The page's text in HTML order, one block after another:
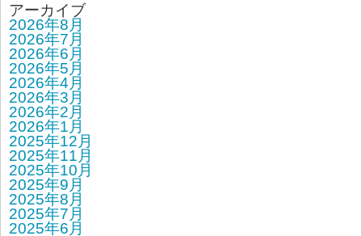
アーカイブ
2026年8月
2026年7月
2026年6月
2026年5月
2026年4月
2026年3月
2026年2月
2026年1月
2025年12月
2025年11月
2025年10月
2025年9月
2025年8月
2025年7月
2025年6月